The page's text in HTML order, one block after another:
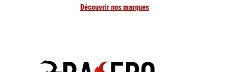
Découvrir nos marques